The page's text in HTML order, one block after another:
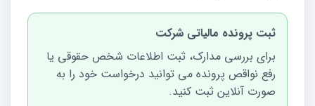
ثبت پرونده مالیاتی شرکت
برای بررسی مدارک، ثبت اطلاعات شخص حقوقی یا
رفع نواقص پرونده می توانید درخواست خود را به
صورت آنلاین ثبت کنید.